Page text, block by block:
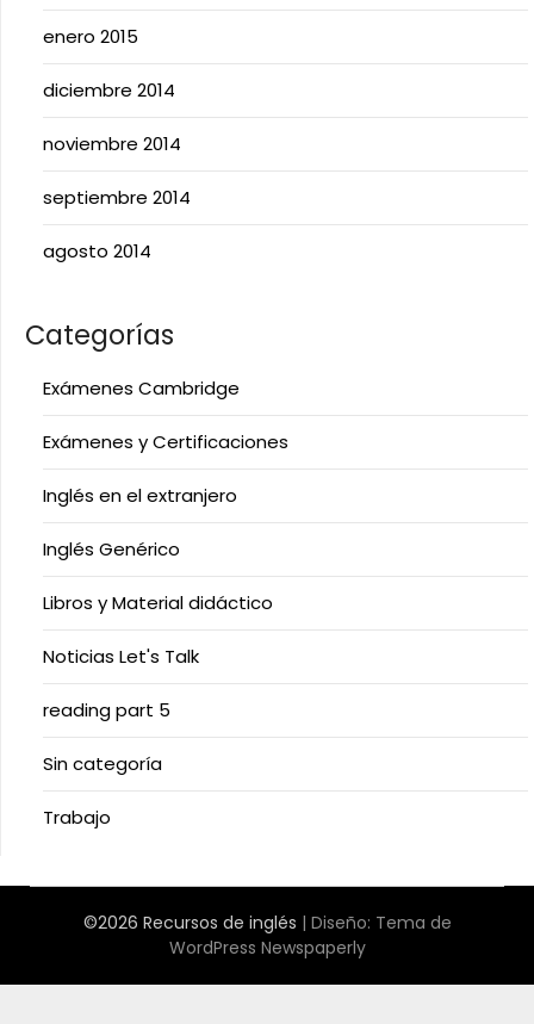
enero 2015
diciembre 2014
noviembre 2014
septiembre 2014
agosto 2014
Categorías
Exámenes Cambridge
Exámenes y Certificaciones
Inglés en el extranjero
Inglés Genérico
Libros y Material didáctico
Noticias Let's Talk
reading part 5
Sin categoría
Trabajo
©2026 Recursos de inglés | Diseño: Tema de
WordPress Newspaperly